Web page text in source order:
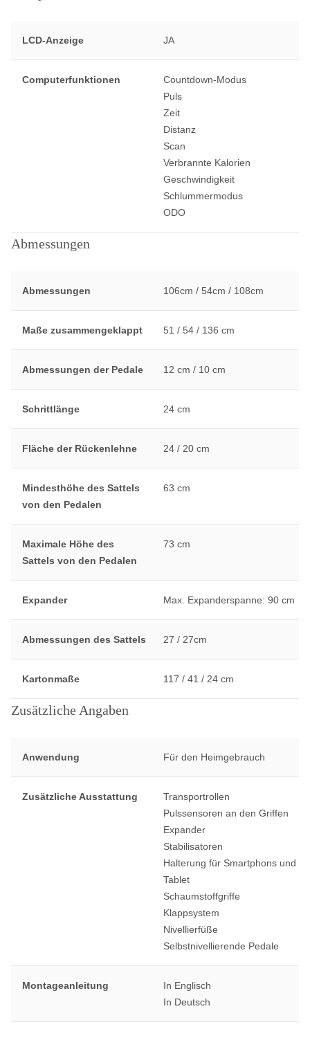
LCD-Anzeige JA
Computerfunktionen
Countdown-Modus
Puls
Zeit
Distanz
Scan
Verbrannte Kalorien
Geschwindigkeit
Schlummermodus
ODO
Abmessungen
Abmessungen 106cm / 54cm / 108cm
Maße zusammengeklappt 51 / 54 / 136 cm
Abmessungen der Pedale 12 cm / 10 cm
Schrittlänge 24 cm
Fläche der Rückenlehne 24 / 20 cm
Mindesthöhe des Sattels
von den Pedalen
63 cm
Maximale Höhe des
Sattels von den Pedalen
73 cm
Expander Max. Expanderspanne: 90 cm
Abmessungen des Sattels 27 / 27cm
Kartonmaße 117 / 41 / 24 cm
Zusätzliche Angaben
Anwendung Für den Heimgebrauch
Zusätzliche Ausstattung
Transportrollen
Pulssensoren an den Griffen
Expander
Stabilisatoren
Halterung für Smartphons und
Tablet
Schaumstoffgriffe
Klappsystem
Nivellierfüße
Selbstnivellierende Pedale
Montageanleitung
In Englisch
In Deutsch